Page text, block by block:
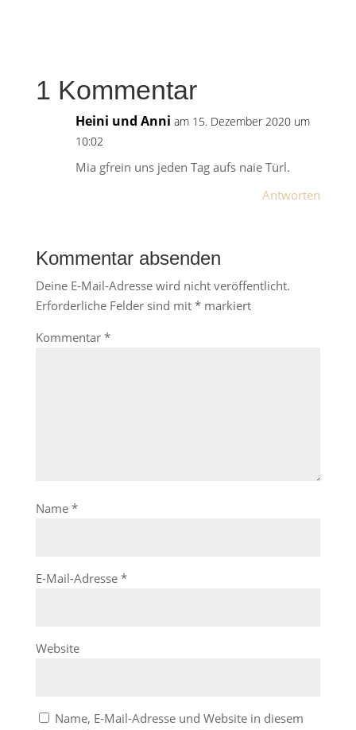
1 Kommentar
Heini und Anni am 15. Dezember 2020 um
10:02
Mia gfrein uns jeden Tag aufs naie Türl.
Antworten
Kommentar absenden
Deine E-Mail-Adresse wird nicht veröffentlicht.
Erforderliche Felder sind mit *markiert
Kommentar *
Name *
E-Mail-Adresse *
Website
Name, E-Mail-Adresse und Website in diesem